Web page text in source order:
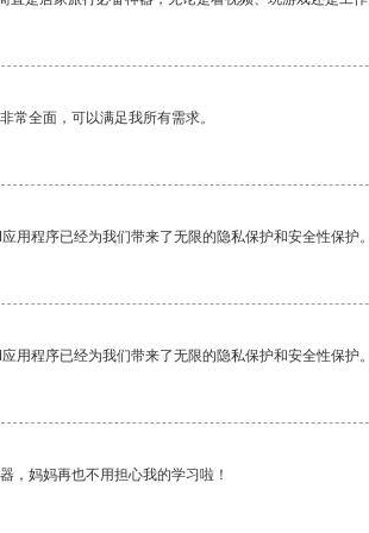
常全面，可以满足我所有需求。
用程序已经为我们带来了无限的隐私保护和安全性保护
用程序已经为我们带来了无限的隐私保护和安全性保护
，妈妈再也不用担心我的学习啦！